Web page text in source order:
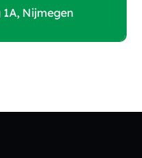
Nijmegen